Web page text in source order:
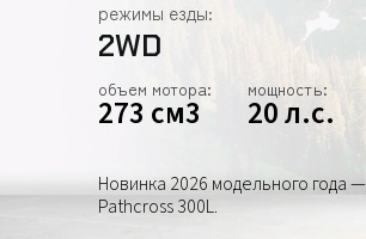
режимы езды:
2WD
объем мотора:
273 см3
мощность:
20 л.с.
Новинка 2026 модельного года
Pathcross 300L.